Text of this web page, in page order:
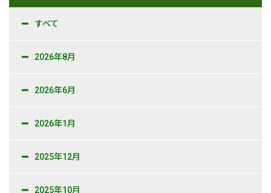
すべて
2026年8月
2026年6月
2026年1月
2025年12月
2025年10月